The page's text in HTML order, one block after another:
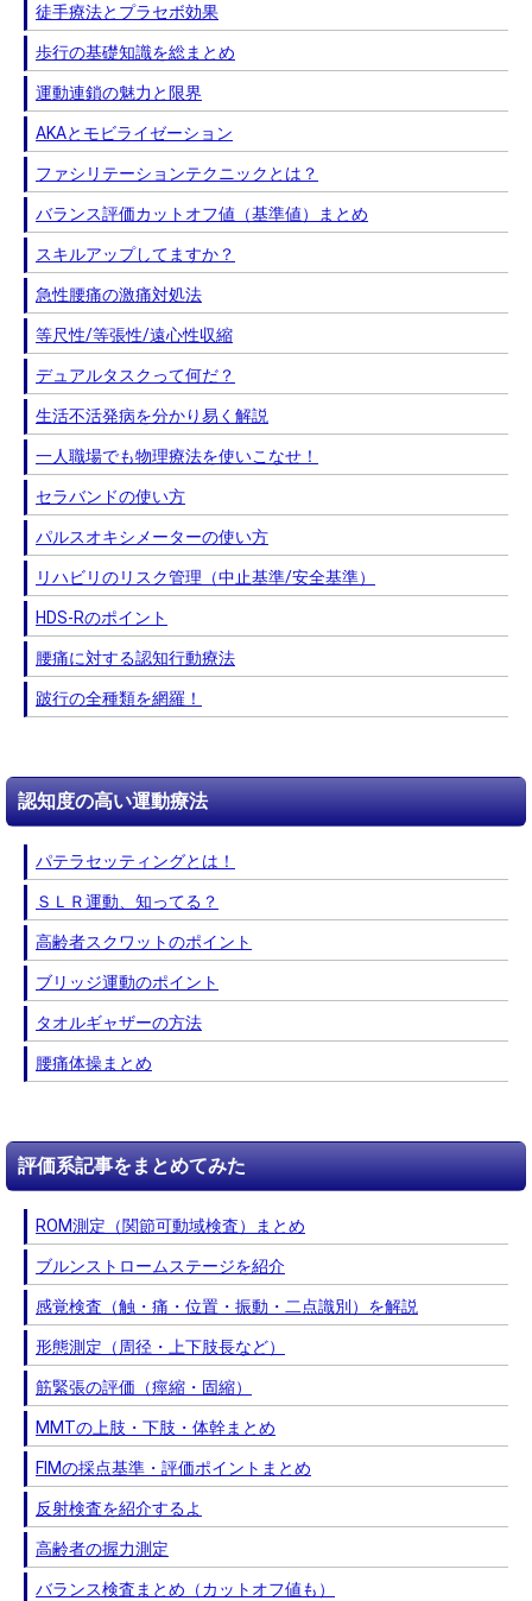
徒手療法とプラセボ効果
歩行の基礎知識を総まとめ
運動連鎖の魅力と限界
AKAとモビライゼーション
ファシリテーションテクニックとは？
バランス評価カットオフ値（基準値）まとめ
スキルアップしてますか？
急性腰痛の激痛対処法
等尺性/等張性/遠心性収縮
デュアルタスクって何だ？
生活不活発病を分かり易く解説
一人職場でも物理療法を使いこなせ！
セラバンドの使い方
パルスオキシメーターの使い方
リハビリのリスク管理（中止基準/安全基準）
HDS-Rのポイント
腰痛に対する認知行動療法
跛行の全種類を網羅！
認知度の高い運動療法
パテラセッティングとは！
ＳＬＲ運動、知ってる？
高齢者スクワットのポイント
ブリッジ運動のポイント
タオルギャザーの方法
腰痛体操まとめ
評価系記事をまとめてみた
ROM測定（関節可動域検査）まとめ
ブルンストロームステージを紹介
感覚検査（触・痛・位置・振動・二点識別）を解説
形態測定（周径・上下肢長など）
筋緊張の評価（痙縮・固縮）
MMTの上肢・下肢・体幹まとめ
FIMの採点基準・評価ポイントまとめ
反射検査を紹介するよ
高齢者の握力測定
バランス検査まとめ（カットオフ値も）